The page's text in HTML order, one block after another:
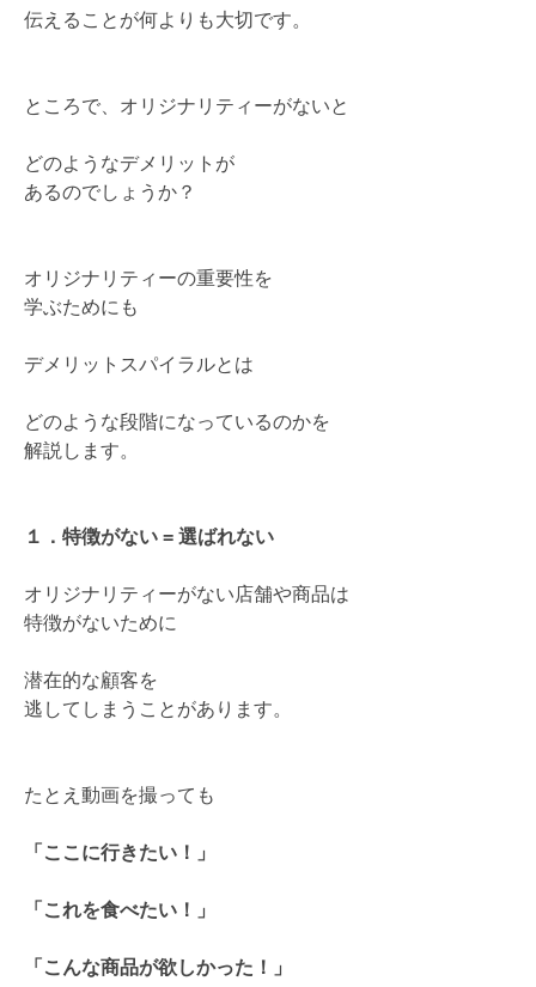
伝えることが何よりも大切です。
ところで、オリジナリティーがないと
どのようなデメリットが
あるのでしょうか？
オリジナリティーの重要性を
学ぶためにも
デメリットスパイラルとは
どのような段階になっているのかを
解説します。
１．特徴がない = 選ばれない
オリジナリティーがない店舗や商品は
特徴がないために
潜在的な顧客を
逃してしまうことがあります。
たとえ動画を撮っても
「ここに行きたい！」
「これを食べたい！」
「こんな商品が欲しかった！」